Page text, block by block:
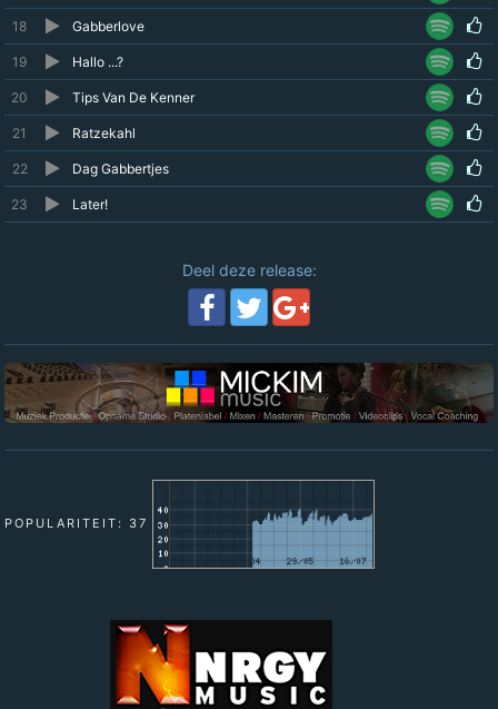
18 Gabberlove
19 Hallo ...?
20 Tips Van De Kenner
21 Ratzekahl
22 Dag Gabbertjes
23 Later!
Deel deze release:
POPULARITEIT: 37